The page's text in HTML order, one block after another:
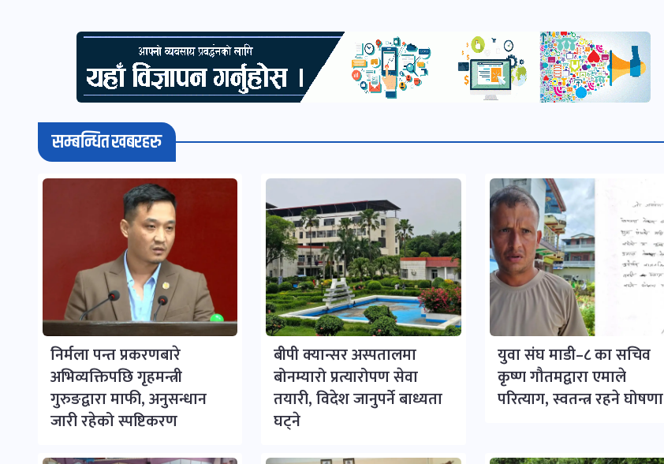
सम्बन्धित खबरहरु
निर्मला पन्त प्रकरणबारे
अभिव्यक्तिपछि गृहमन्त्री
गुरुङद्वारा माफी, अनुसन्धान
जारी रहेको स्पष्टिकरण
बीपी क्यान्सर अस्पतालमा
बोनम्यारो प्रत्यारोपण सेवा
तयारी, विदेश जानुपर्ने बाध्यता
घट्ने
युवा संघ माडी–८ का सचिव
कृष्ण गौतमद्वारा एमाले
परित्याग, स्वतन्त्र रहने घोषणा